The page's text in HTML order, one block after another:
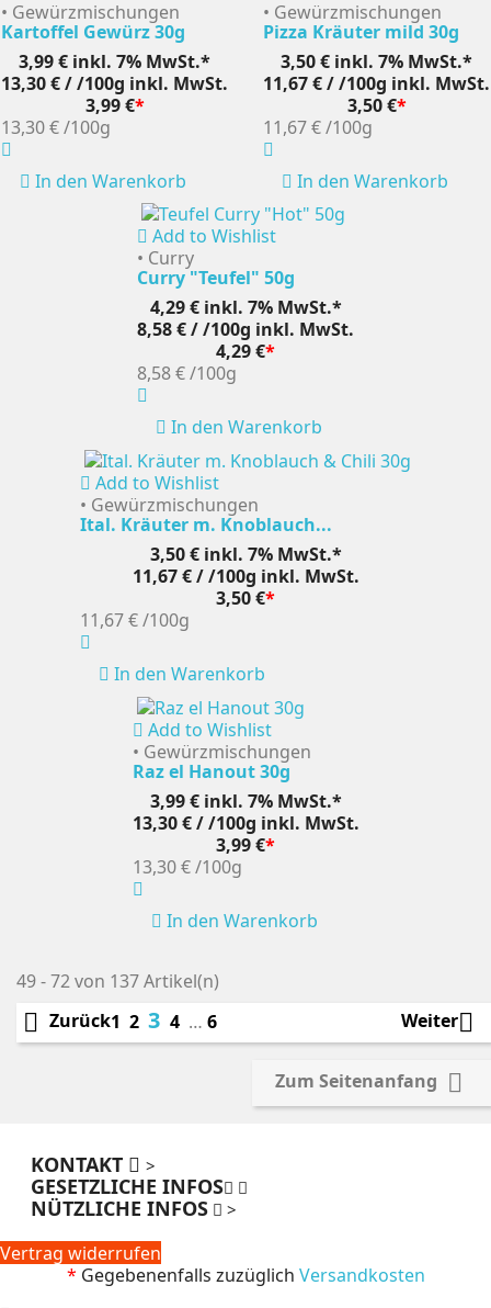
• Gewürzmischungen
Kartoffel Gewürz 30g
3,99 € inkl. 7% MwSt.*
13,30 € / /100g inkl. MwSt.
3,99 €*
13,30 €/100g
In den Warenkorb
• Gewürzmischungen
Pizza Kräuter mild 30g
3,50 € inkl. 7% MwSt.*
11,67 € / /100g inkl. MwSt.
3,50 €*
11,67 €/100g
In den Warenkorb
Add to Wishlist
• Curry
Curry "Teufel" 50g
4,29 € inkl. 7% MwSt.*
8,58 € / /100g inkl. MwSt.
4,29 €*
8,58 €/100g
In den Warenkorb
Add to Wishlist
• Gewürzmischungen
Ital. Kräuter m. Knoblauch...
3,50 € inkl. 7% MwSt.*
11,67 € / /100g inkl. MwSt.
3,50 €*
11,67 €/100g
In den Warenkorb
Add to Wishlist
• Gewürzmischungen
Raz el Hanout 30g
3,99 € inkl. 7% MwSt.*
13,30 € / /100g inkl. MwSt.
3,99 €*
13,30 € /100g
In den Warenkorb
49 - 72 von 137 Artikel(n)
 Zurück1 2 3 4 … 6 Weiter
Zum Seitenanfang 
KONTAKT >
GESETZLICHE INFOS
NÜTZLICHE INFOS
>
Vertrag widerrufen
* Gegebenenfalls zuzüglich Versandkosten